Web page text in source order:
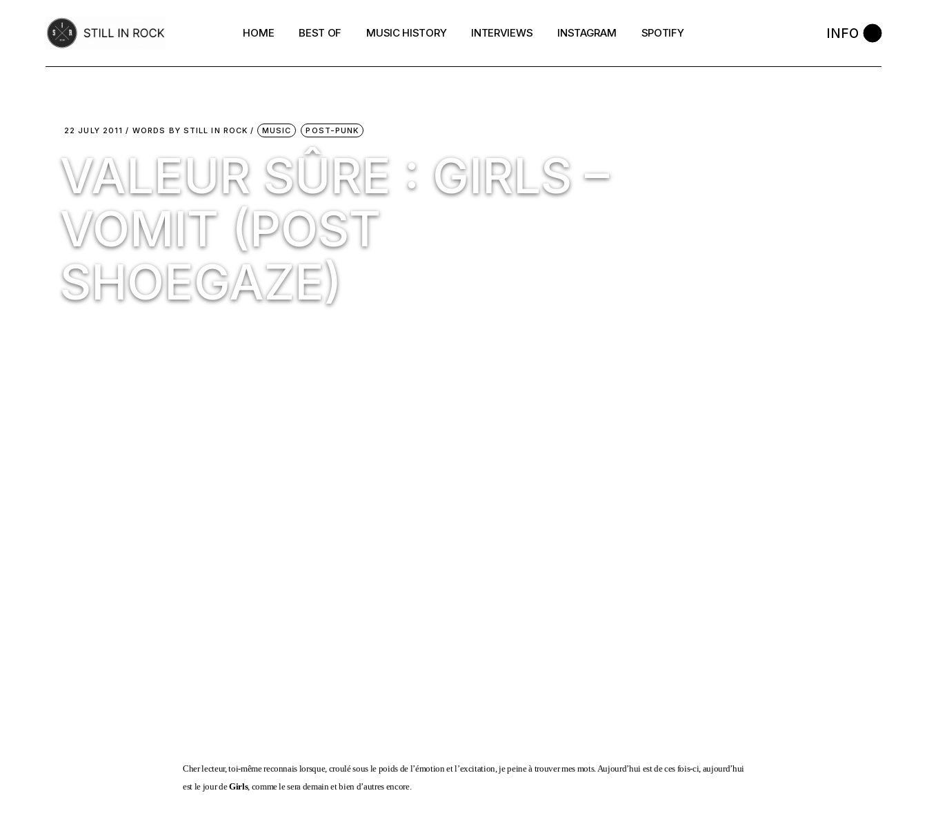
HOME BEST OF MUSIC HISTORY INTERVIEWS INSTAGRAM SPOTIFY INFO
22 JULY 2011 WORDS BY STILL IN ROCK MUSIC POST-PUNK
VALEUR SÛRE : GIRLS –
VOMIT (POST
SHOEGAZE)
Cher lecteur, toi-même reconnais lorsque, croulé sous le poids de l’émotion et l’excitation, je peine à trouver mes mots. Aujourd’hui est de ces fois-ci, aujourd’hui
est le jour deGirls, comme le sera demain et bien d’autres encore.